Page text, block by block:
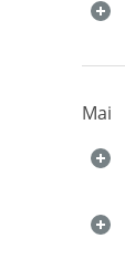
Mai